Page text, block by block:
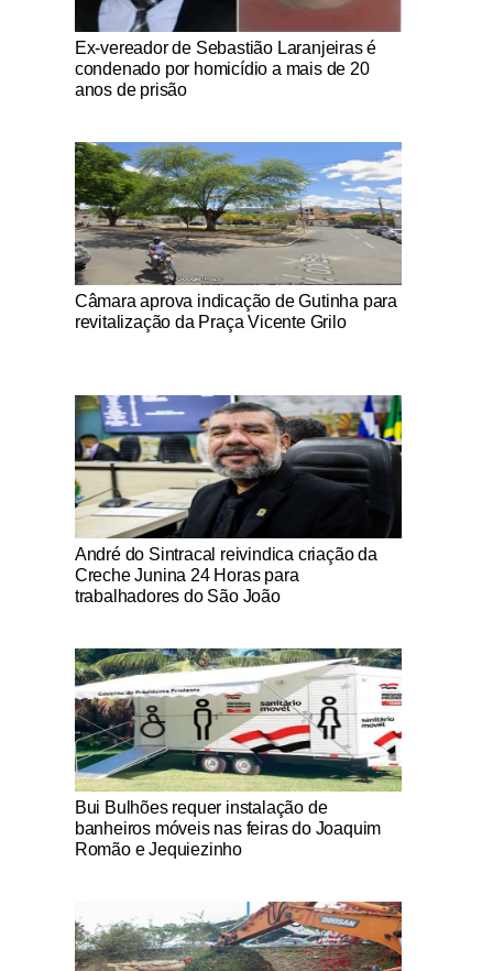
Notícias Católicas
Ex-vereador de Sebastião Laranjeiras é
condenado por homicídio a mais de 20
anos de prisão
Notícias Católicas
Câmara aprova indicação de Gutinha para
revitalização da Praça Vicente Grilo
Notícias Católicas
André do Sintracal reivindica criação da
Creche Junina 24 Horas para
trabalhadores do São João
Notícias Católicas
Bui Bulhões requer instalação de
banheiros móveis nas feiras do Joaquim
Romão e Jequiezinho